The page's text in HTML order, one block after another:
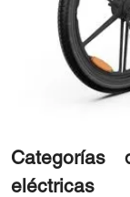
eléctricas